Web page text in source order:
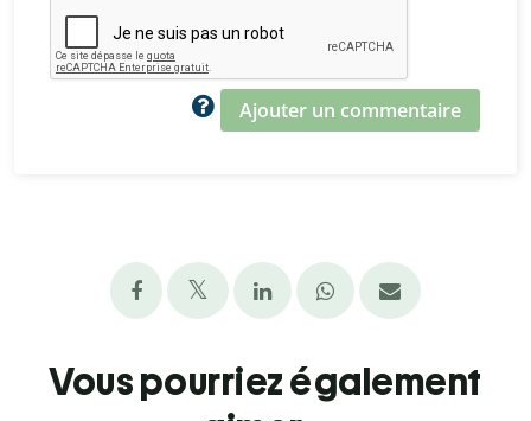
Ajouter un commentaire
Vous pourriez également